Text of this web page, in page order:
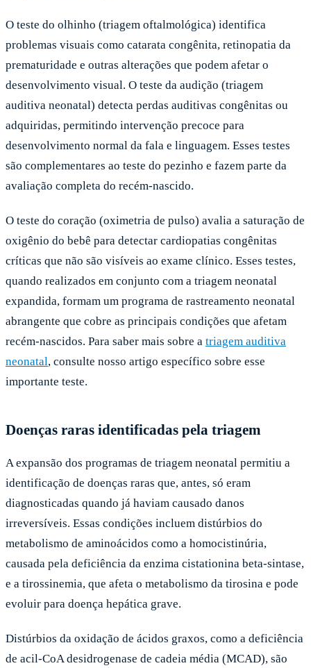
O teste do olhinho (triagem oftalmológica) identifica
problemas visuais como catarata congênita, retinopatia da
prematuridade e outras alterações que podem afetar o
desenvolvimento visual. O teste da audição (triagem
auditiva neonatal) detecta perdas auditivas congênitas ou
adquiridas, permitindo intervenção precoce para
desenvolvimento normal da fala e linguagem. Esses testes
são complementares ao teste do pezinho e fazem parte da
avaliação completa do recém-nascido.
O teste do coração (oximetria de pulso) avalia a saturação de
oxigênio do bebê para detectar cardiopatias congênitas
críticas que não são visíveis ao exame clínico. Esses testes,
quando realizados em conjunto com a triagem neonatal
expandida, formam um programa de rastreamento neonatal
abrangente que cobre as principais condições que afetam
recém-nascidos. Para saber mais sobre a triagem auditiva
neonatal, consulte nosso artigo específico sobre esse
importante teste.
Doenças raras identificadas pela triagem
A expansão dos programas de triagem neonatal permitiu a
identificação de doenças raras que, antes, só eram
diagnosticadas quando já haviam causado danos
irreversíveis. Essas condições incluem distúrbios do
metabolismo de aminoácidos como a homocistinúria,
causada pela deficiência da enzima cistationina beta-sintase,
e a tirossinemia, que afeta o metabolismo da tirosina e pode
evoluir para doença hepática grave.
Distúrbios da oxidação de ácidos graxos, como a deficiência
de acil-CoA desidrogenase de cadeia média (MCAD), são